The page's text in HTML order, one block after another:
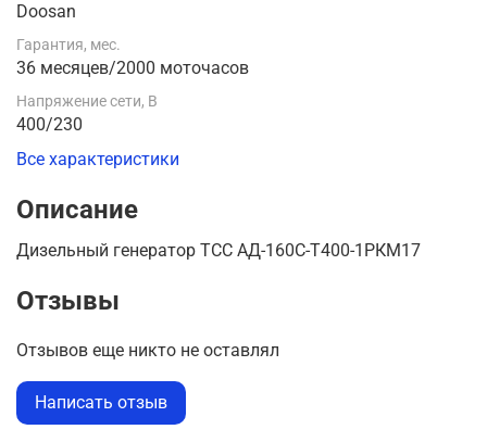
Doosan
Гарантия, мес.
36 месяцев/2000 моточасов
Напряжение сети, В
400/230
Все характеристики
Описание
Дизельный генератор ТСС АД-160С-Т400-1РКМ17
Отзывы
Отзывов еще никто не оставлял
Написать отзыв